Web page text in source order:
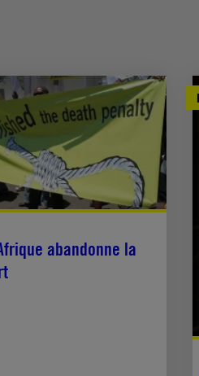
abandonne la